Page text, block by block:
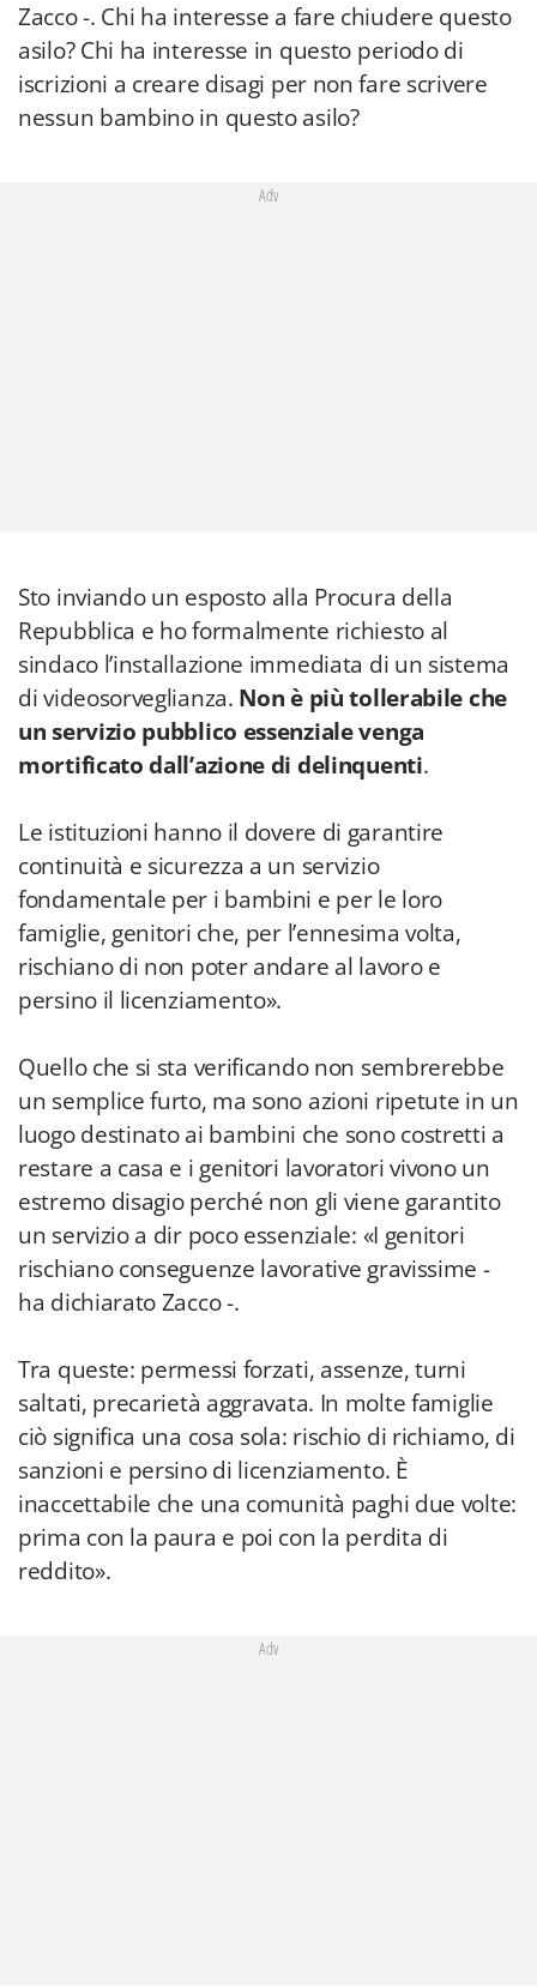
Zacco -. Chi ha interesse a fare chiudere questo
asilo? Chi ha interesse in questo periodo di
iscrizioni a creare disagi per non fare scrivere
nessun bambino in questo asilo?
Adv
Sto inviando un esposto alla Procura della
Repubblica e ho formalmente richiesto al
sindaco l’installazione immediata di un sistema
di videosorveglianza. Non è più tollerabile che
un servizio pubblico essenziale venga
mortificato dall’azione di delinquenti.
Le istituzioni hanno il dovere di garantire
continuità e sicurezza a un servizio
fondamentale per i bambini e per le loro
famiglie, genitori che, per l’ennesima volta,
rischiano di non poter andare al lavoro e
persino il licenziamento».
Quello che si sta verificando non sembrerebbe
un semplice furto, ma sono azioni ripetute in un
luogo destinato ai bambini che sono costretti a
restare a casa e i genitori lavoratori vivono un
estremo disagio perché non gli viene garantito
un servizio a dir poco essenziale: «I genitori
rischiano conseguenze lavorative gravissime -
ha dichiarato Zacco -.
Tra queste: permessi forzati, assenze, turni
saltati, precarietà aggravata. In molte famiglie
ciò significa una cosa sola: rischio di richiamo, di
sanzioni e persino di licenziamento. È
inaccettabile che una comunità paghi due volte:
prima con la paura e poi con la perdita di
reddito».
Adv